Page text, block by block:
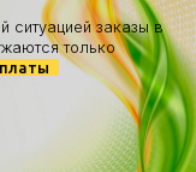
ситуацией заказы в
только